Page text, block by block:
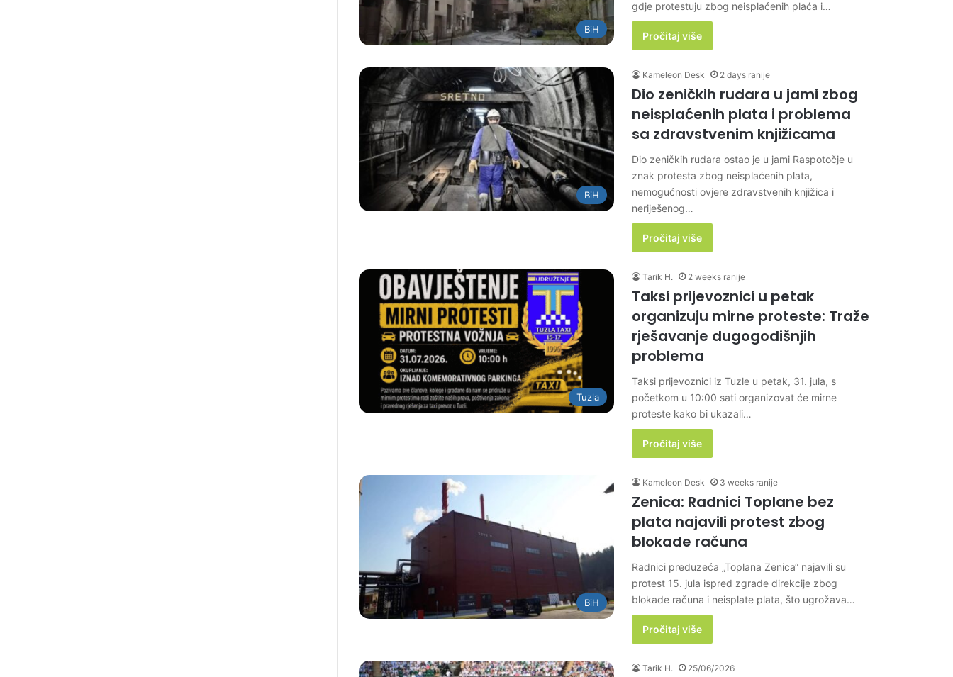
BiH
gdje protestuju zbog neisplaćenih plaća i…
Pročitaj više
BiH
Kameleon Desk 2 days ranije
Dio zeničkih rudara u jami zbog
neisplaćenih plata i problema
sa zdravstvenim knjižicama
Dio zeničkih rudara ostao je u jami Raspotočje u
znak protesta zbog neisplaćenih plata,
nemogućnosti ovjere zdravstvenih knjižica i
neriješenog…
Pročitaj više
Tuzla
Tarik H. 2 weeks ranije
Taksi prijevoznici u petak
organizuju mirne proteste: Traže
rješavanje dugogodišnjih
problema
Taksi prijevoznici iz Tuzle u petak, 31. jula, s
početkom u 10:00 sati organizovat će mirne
proteste kako bi ukazali…
Pročitaj više
BiH
Kameleon Desk 3 weeks ranije
Zenica: Radnici Toplane bez
plata najavili protest zbog
blokade računa
Radnici preduzeća „Toplana Zenica“ najavili su
protest 15. jula ispred zgrade direkcije zbog
blokade računa i neisplate plata, što ugrožava…
Pročitaj više
Tarik H. 25/06/2026